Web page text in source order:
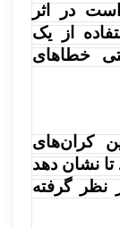
در اثر
از یک
خطاهای
کران‌های
نشان دهد
نظر گرفته